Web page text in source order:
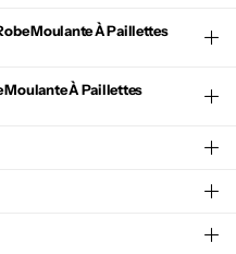
Moulante À Paillettes
Moulante À Paillettes